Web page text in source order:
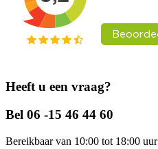
Heeft u een vraag?
Bel 06 -15 46 44 60
Bereikbaar van 10:00 tot 18:00 uur